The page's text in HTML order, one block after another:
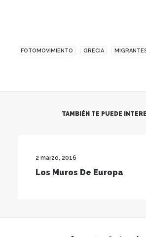
FOTOMOVIMIENTO GRECIA
TAMBIÉN TE PUEDE
2 marzo, 2016
Los Muros De Europa